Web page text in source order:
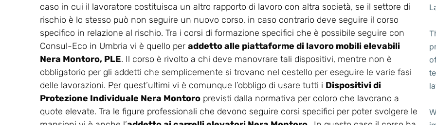
caso in cui il lavoratore costituisca un altro rapporto di lavoro con altra società, se il settore di
rischio è lo stesso può non seguire un nuovo corso, in caso contrario deve seguire il corso
specifico in relazione al rischio. Tra i corsi di formazione specifici che è possibile seguire con
Consul-Eco in Umbria vi è quello per addetto alle piattaforme di lavoro mobili elevabili
Nera Montoro, PLE. Il corso è rivolto a chi deve manovrare tali dispositivi, mentre non è
obbligatorio per gli addetti che semplicemente si trovano nel cestello per eseguire le varie fasi
delle lavorazioni. Per quest’ultimi vi è comunque l’obbligo di usare tutti i Dispositivi di
Protezione Individuale Nera Montoro previsti dalla normativa per coloro che lavorano a
quote elevate. Tra le figure professionali che devono seguire corsi specifici per poter svolgere le